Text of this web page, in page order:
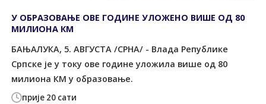
прије 20 сати
У ОБРАЗОВАЊЕ ОВЕ ГОДИНЕ УЛОЖЕНО ВИШЕ ОД 80
МИЛИОНА КМ
БАЊАЛУКА, 5. АВГУСТА /СРНА/ - Влада Републике
Српске је у току ове године уложила више од 80
милиона КМ у образовање.